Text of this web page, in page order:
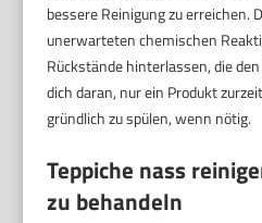
bessere Reinigung zu erreichen.
unerwarteten chemischen
Rückstände hinterlassen, die
dich daran, nur ein Produkt
gründlich zu spülen, wenn nötig.
Teppiche nass
zu behandeln